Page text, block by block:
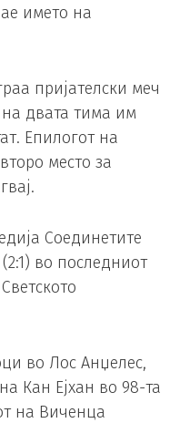
името на
пријателски меч
двата тима им
Епилогот на
место за
Соединетите
во последниот
во Лос Анџелес,
Кан Ејхан во 98-та
на Виченца